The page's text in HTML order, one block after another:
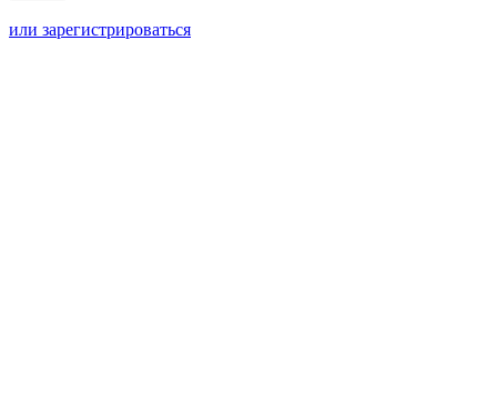
или зарегистрироваться